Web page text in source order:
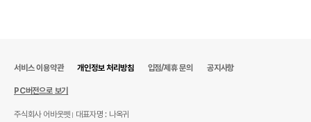
서비스 이용약관 개인정보 처리방침 입점/제휴 문의 공지사항
PC버전으로 보기
주식회사 어바웃펫
대표자명 : 나옥귀